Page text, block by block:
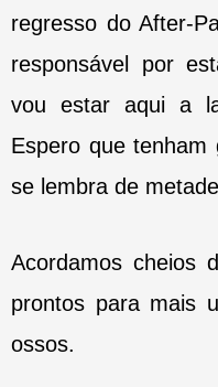
regresso do After-
responsável por
vou estar aqui a
Espero que tenham
se lembra de
Acordamos cheios
prontos para mais
ossos.